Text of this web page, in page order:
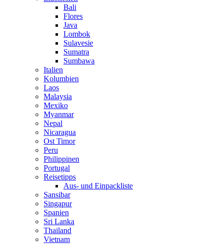
Bali
Flores
Java
Lombok
Sulavesie
Sumatra
Sumbawa
Italien
Kolumbien
Laos
Malaysia
Mexiko
Myanmar
Nepal
Nicaragua
Ost Timor
Peru
Philippinen
Portugal
Reisetipps
Aus- und Einpackliste
Sansibar
Singapur
Spanien
Sri Lanka
Thailand
Vietnam